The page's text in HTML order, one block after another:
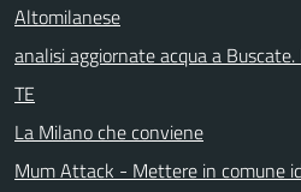
Altomilanese
analisi aggiornate acqua a Buscate.
TE
La Milano che conviene
Mum Attack - Mettere in comune